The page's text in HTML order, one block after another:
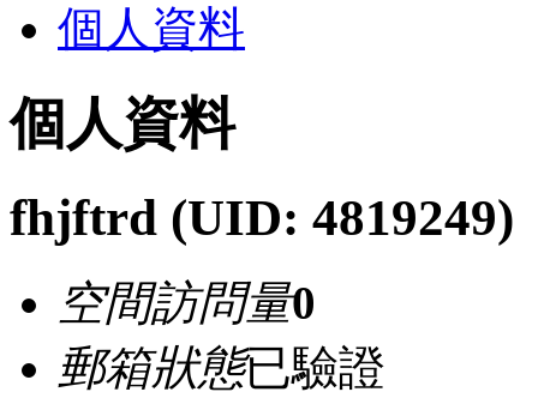
個人資料
個人資料
fhjftrd (UID: 4819249)
空間訪問量0
郵箱狀態已驗證